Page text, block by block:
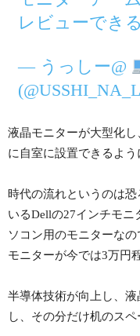
レビューでき
— うっしー@
液晶モニターが大型化
に自室に設置できるよう
時代の流れというのは
いるDellの27インチモニ
ソコン用のモニターな
モニターが今では3万円
半導体技術が向上し、
し、その分だけ机のスペ